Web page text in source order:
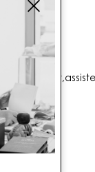
(RM)